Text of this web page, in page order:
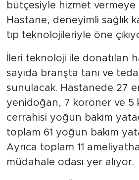
bütçesiyle hizmet vermeye
Hastane, deneyimli sağlık
tıp teknolojileriyle öne
İleri teknoloji ile donatılan
sayıda branşta tanı ve
sunulacak. Hastanede 27
yenidoğan, 7 koroner ve 5
cerrahisi yoğun bakım
toplam 61 yoğun bakım
Ayrıca toplam 11
müdahale odası yer alıyor.